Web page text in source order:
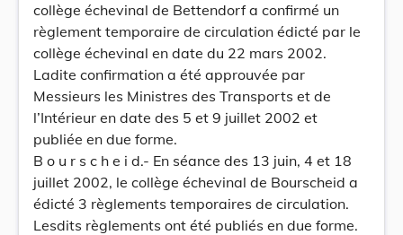
collège échevinal de Bettendorf a confirmé un
règlement temporaire de circulation édicté par le
collège échevinal en date du 22 mars 2002.
Ladite confirmation a été approuvée par
Messieurs les Ministres des Transports et de
l’Intérieur en date des 5 et 9 juillet 2002 et
publiée en due forme.
B o u r s c h e i d.- En séance des 13 juin, 4 et 18
juillet 2002, le collège échevinal de Bourscheid a
édicté 3 règlements temporaires de circulation.
Lesdits règlements ont été publiés en due forme.